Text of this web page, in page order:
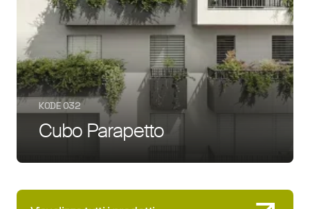
KODE 032
Cubo Parapetto